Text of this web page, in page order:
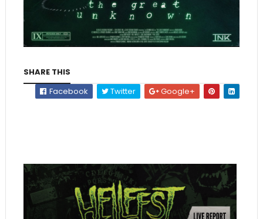
SHARE THIS
Facebook
Twitter Google+